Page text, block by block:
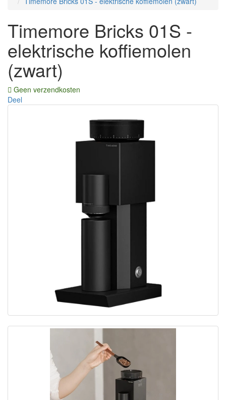
Timemore Bricks 01S -
elektrische koffiemolen
(zwart)
Geen verzendkosten
Deel